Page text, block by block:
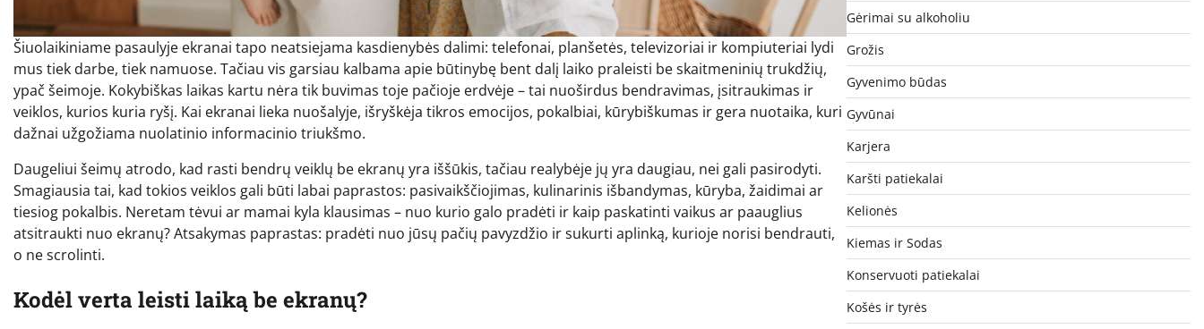
Šiuolaikiniame pasaulyje ekranai tapo neatsiejama kasdienybės dalimi: telefonai, planšetės, televizoriai ir kompiuteriai lydi
mus tiek darbe, tiek namuose. Tačiau vis garsiau kalbama apie būtinybę bent dalį laiko praleisti be skaitmeninių trukdžių,
ypač šeimoje. Kokybiškas laikas kartu nėra tik buvimas toje pačioje erdvėje – tai nuoširdus bendravimas, įsitraukimas ir
veiklos, kurios kuria ryšį. Kai ekranai lieka nuošalyje, išryškėja tikros emocijos, pokalbiai, kūrybiškumas ir gera nuotaika, kuri
dažnai užgožiama nuolatinio informacinio triukšmo.
Daugeliui šeimų atrodo, kad rasti bendrų veiklų be ekranų yra iššūkis, tačiau realybėje jų yra daugiau, nei gali pasirodyti.
Smagiausia tai, kad tokios veiklos gali būti labai paprastos: pasivaikščiojimas, kulinarinis išbandymas, kūryba, žaidimai ar
tiesiog pokalbis. Neretam tėvui ar mamai kyla klausimas – nuo kurio galo pradėti ir kaip paskatinti vaikus ar paauglius
atsitraukti nuo ekranų? Atsakymas paprastas: pradėti nuo jūsų pačių pavyzdžio ir sukurti aplinką, kurioje norisi bendrauti,
o ne scrolinti.
Kodėl verta leisti laiką be ekranų?
Gėrimai su alkoholiu
Grožis
Gyvenimo būdas
Gyvūnai
Karjera
Karšti patiekalai
Kelionės
Kiemas ir Sodas
Konservuoti patiekalai
Košės ir tyrės